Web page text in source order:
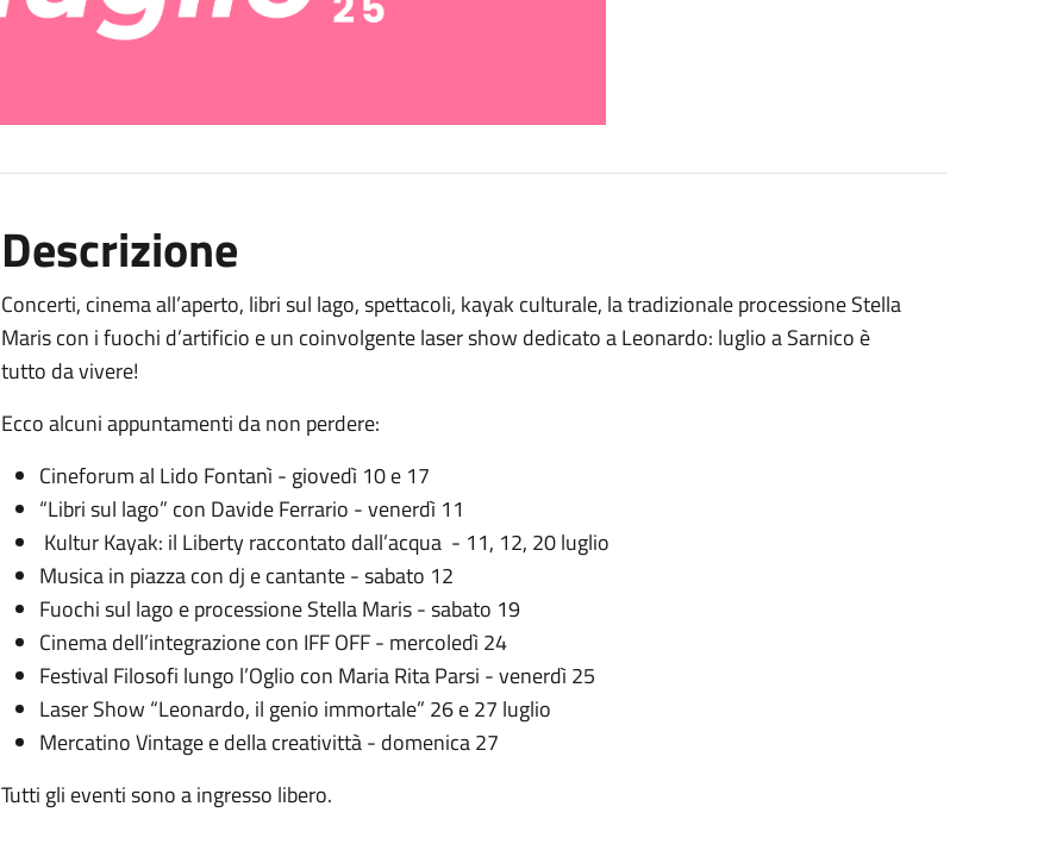
Descrizione
Concerti, cinema all’aperto, libri sul lago, spettacoli, kayak culturale, la tradizionale processione Stella
Maris con i fuochi d’artificio e un coinvolgente laser show dedicato a Leonardo: luglio a Sarnico è
tutto da vivere!
Ecco alcuni appuntamenti da non perdere:
Cineforum al Lido Fontanì - giovedì 10 e 17
“Libri sul lago” con Davide Ferrario - venerdì 11
Kultur Kayak: il Liberty raccontato dall’acqua - 11, 12, 20 luglio
Musica in piazza con dj e cantante - sabato 12
Fuochi sul lago e processione Stella Maris - sabato 19
Cinema dell’integrazione con IFF OFF - mercoledì 24
Festival Filosofi lungo l’Oglio con Maria Rita Parsi - venerdì 25
Laser Show “Leonardo, il genio immortale” 26 e 27 luglio
Mercatino Vintage e della creativittà - domenica 27
Tutti gli eventi sono a ingresso libero.